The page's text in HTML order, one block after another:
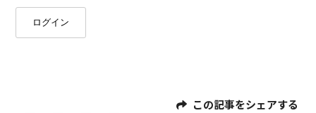
ログイン
この記事をシェアする